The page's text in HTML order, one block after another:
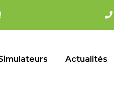
Actualités